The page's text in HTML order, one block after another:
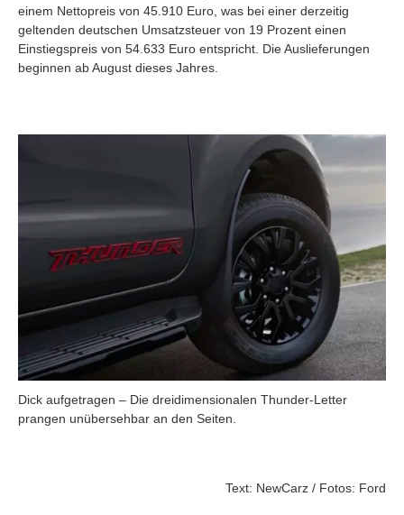
einem Nettopreis von 45.910 Euro, was bei einer derzeitig
geltenden deutschen Umsatzsteuer von 19 Prozent einen
Einstiegspreis von 54.633 Euro entspricht. Die Auslieferungen
beginnen ab August dieses Jahres.
Dick aufgetragen – Die dreidimensionalen Thunder-Letter
prangen unübersehbar an den Seiten.
Text: NewCarz / Fotos: Ford